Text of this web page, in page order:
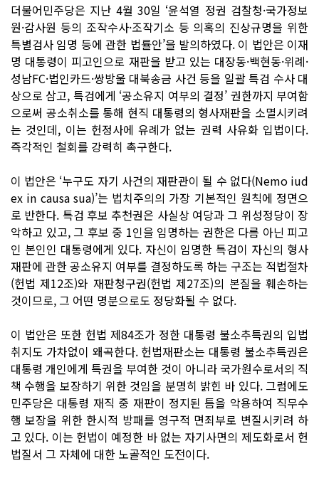
더불어민주당은 지난 4월 30일 ‘윤석열 정권 검찰청·국가정보
원·감사원 등의 조작수사·조작기소 등 의혹의 진상규명을 위한
특별검사 임명 등에 관한 법률안’을 발의하였다. 이 법안은 이재
명 대통령이 피고인으로 재판을 받고 있는 대장동·백현동·위례·
성남FC·법인카드·쌍방울 대북송금 사건 등을 일괄 특검 수사 대
상으로 삼고, 특검에게 ‘공소유지 여부의 결정’ 권한까지 부여함
으로써 공소취소를 통해 현직 대통령의 형사재판을 소멸시키려
는 것인데, 이는 헌정사에 유례가 없는 권력 사유화 입법이다.
즉각적인 철회를 강력히 촉구한다.
이 법안은 ‘누구도 자기 사건의 재판관이 될 수 없다(Nemo iud
ex in causa sua)’는 법치주의의 가장 기본적인 원칙에 정면으
로 반한다. 특검 후보 추천권은 사실상 여당과 그 위성정당이 장
악하고 있고, 그 후보 중 1인을 임명하는 권한은 다름 아닌 피고
인 본인인 대통령에게 있다. 자신이 임명한 특검이 자신의 형사
재판에 관한 공소유지 여부를 결정하도록 하는 구조는 적법절차
(헌법 제12조)와 재판청구권(헌법 제27조)의 본질을 훼손하는
것이므로, 그 어떤 명분으로도 정당화될 수 없다.
이 법안은 또한 헌법 제84조가 정한 대통령 불소추특권의 입법
취지도 가차없이 왜곡한다. 헌법재판소는 대통령 불소추특권은
대통령 개인에게 특권을 부여한 것이 아니라 국가원수로서의 직
책 수행을 보장하기 위한 것임을 분명히 밝힌 바 있다. 그럼에도
민주당은 대통령 재직 중 재판이 정지된 틈을 악용하여 직무수
행 보장을 위한 한시적 방패를 영구적 면죄부로 변질시키려 하
고 있다. 이는 헌법이 예정한 바 없는 자기사면의 제도화로서 헌
법질서 그 자체에 대한 노골적인 도전이다.